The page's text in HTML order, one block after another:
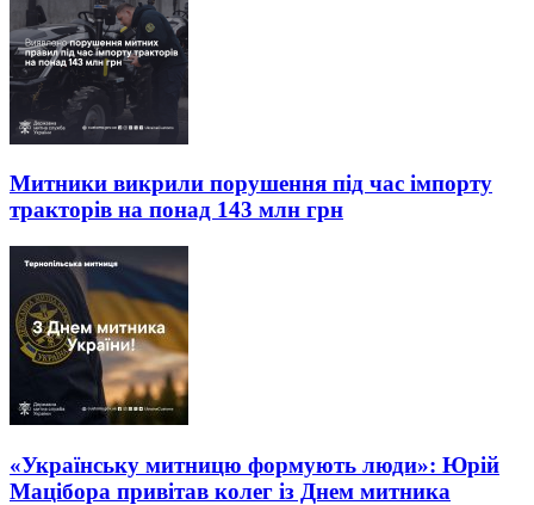
Митники викрили порушення під час імпорту
тракторів на понад 143 млн грн
«Українську митницю формують люди»: Юрій
Мацібора привітав колег із Днем митника